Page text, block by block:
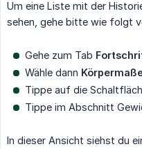
Um eine Liste mit der
sehen, gehe bitte wie folgt
Gehe zum Tab
Wähle dann
Tippe auf die
Tippe im Abschnitt
In dieser Ansicht siehst du